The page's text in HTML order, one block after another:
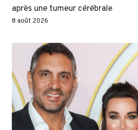
après une tumeur cérébrale
8 août 2026